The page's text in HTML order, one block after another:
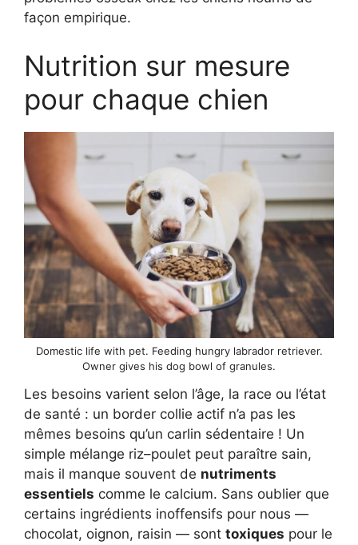
façon empirique.
Nutrition sur mesure
pour chaque chien
Domestic life with pet. Feeding hungry labrador retriever.
Owner gives his dog bowl of granules.
Les besoins varient selon l’âge, la race ou l’état
de santé : un border collie actif n’a pas les
mêmes besoins qu’un carlin sédentaire ! Un
simple mélange riz–poulet peut paraître sain,
mais il manque souvent de nutriments
essentiels comme le calcium. Sans oublier que
certains ingrédients inoffensifs pour nous —
chocolat, oignon, raisin — sont toxiques pour le